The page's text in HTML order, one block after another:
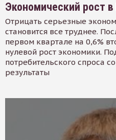
Экономический рост
Отрицать серьезные
становится все труднее.
первом квартале на 0,6%
нулевой рост экономики.
потребительского спроса
результаты